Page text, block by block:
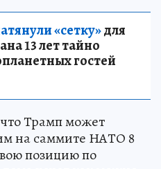
«сетку»для
13 лет тайно
гостей
Трамп может
на саммите НАТО 8
позицию по